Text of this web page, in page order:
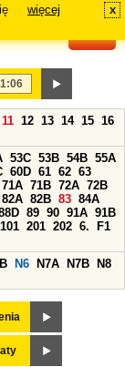
więcej x
11 12 13 14 15 16
53C 53B 54B 55A
60D 61 62 63
71A 71B 72A 72B
82A 82B 83 84A
89 90 91A 91B
101 201 202 6.
F1
N6 N7A N7B
N8